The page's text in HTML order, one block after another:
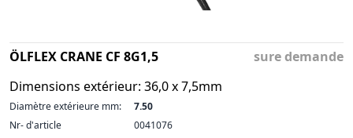
ÖLFLEX CRANE CF 8G1,5
Dimensions extérieur: 36,0 x 7,5mm
sure demande
Diamètre extérieure mm:
7.50
Nr- d'article
0041076